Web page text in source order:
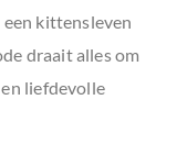
een kittensleven
draait alles om
liefdevolle